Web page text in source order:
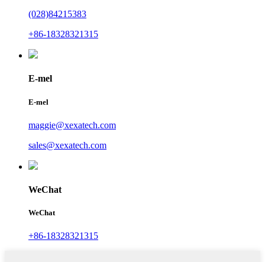
(028)84215383
+86-18328321315
E-mel
E-mel
maggie@xexatech.com
sales@xexatech.com
WeChat
WeChat
+86-18328321315